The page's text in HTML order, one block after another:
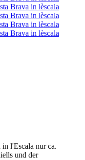
in l'Escala nur ca.
und der